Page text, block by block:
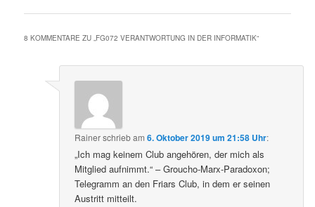
8 KOMMENTARE ZU „FG072 VERANTWORTUNG IN DER INFORMATIK“
Rainerschriebam6. Oktober 2019 um 21:58 Uhr:
„Ich mag keinem Club angehören, der mich als
Mitglied aufnimmt.“ – Groucho-Marx-Paradoxon;
Telegramm an den Friars Club, in dem er seinen
Austritt mitteilt.